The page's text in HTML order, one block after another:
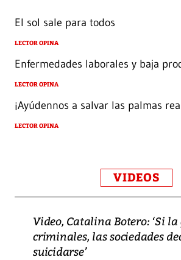
El sol sale para todos
LECTOR OPINA
Enfermedades laborales y baja
LECTOR OPINA
¡Ayúdennos a salvar las palmas
LECTOR OPINA
VIDEOS
Video, Catalina Botero: ‘Si
criminales, las sociedades
suicidarse’